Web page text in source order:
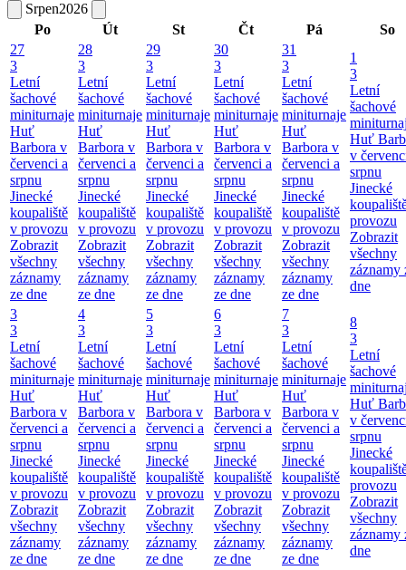
Srpen2026
Po
Út St Čt Pá
So
27
3
Letní
šachové
miniturnaje
Huť
Barbora v
červenci a
srpnu
Jinecké
koupaliště
v provozu
Zobrazit
všechny
záznamy
ze dne
28
3
Letní
šachové
miniturnaje
Huť
Barbora v
červenci a
srpnu
Jinecké
koupaliště
v provozu
Zobrazit
všechny
záznamy
ze dne
29
3
Letní
šachové
miniturnaje
Huť
Barbora v
červenci a
srpnu
Jinecké
koupaliště
v provozu
Zobrazit
všechny
záznamy
ze dne
30
3
Letní
šachové
miniturnaje
Huť
Barbora v
červenci a
srpnu
Jinecké
koupaliště
v provozu
Zobrazit
všechny
záznamy
ze dne
31
3
Letní
šachové
miniturnaje
Huť
Barbora v
červenci a
srpnu
Jinecké
koupaliště
v provozu
Zobrazit
všechny
záznamy
ze dne
1
3
Letní
šachové
Huť
v
srpnu
Jinecké
provozu
Zobrazit
všechny
záznamy
dne
3
3
Letní
šachové
miniturnaje
Huť
Barbora v
červenci a
srpnu
Jinecké
koupaliště
v provozu
Zobrazit
všechny
záznamy
ze dne
4
3
Letní
šachové
miniturnaje
Huť
Barbora v
červenci a
srpnu
Jinecké
koupaliště
v provozu
Zobrazit
všechny
záznamy
ze dne
5
3
Letní
šachové
miniturnaje
Huť
Barbora v
červenci a
srpnu
Jinecké
koupaliště
v provozu
Zobrazit
všechny
záznamy
ze dne
6
3
Letní
šachové
miniturnaje
Huť
Barbora v
červenci a
srpnu
Jinecké
koupaliště
v provozu
Zobrazit
všechny
záznamy
ze dne
7
3
Letní
šachové
miniturnaje
Huť
Barbora v
červenci a
srpnu
Jinecké
koupaliště
v provozu
Zobrazit
všechny
záznamy
ze dne
8
3
Letní
šachové
Huť
v
srpnu
Jinecké
provozu
Zobrazit
všechny
záznamy
dne